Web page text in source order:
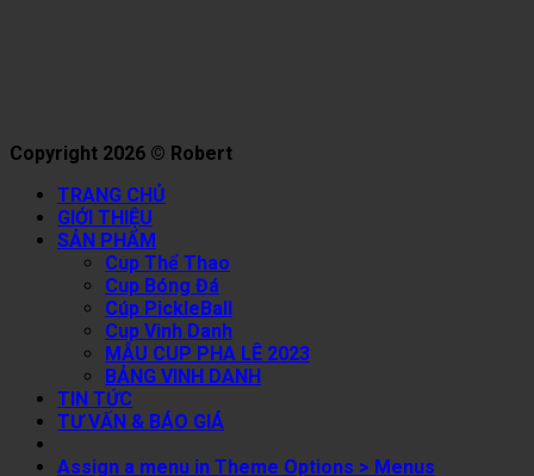
Copyright 2026 © Robert
TRANG CHỦ
GIỚI THIỆU
SẢN PHẨM
Cup Thể Thao
Cup Bóng Đá
Cúp PickleBall
Cup Vinh Danh
MẪU CUP PHA LÊ 2023
BẢNG VINH DANH
TIN TỨC
TƯ VẤN & BÁO GIÁ
Assign a menu in Theme Options > Menus